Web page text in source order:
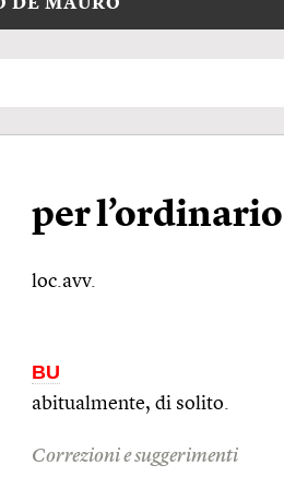
DE MAURO
per l’ordinario
loc.avv.
BU
abitualmente, di solito.
Correzioni e suggerimenti